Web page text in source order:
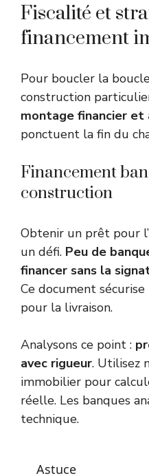
Fiscalité et
financement
Pour boucler la
construction
montage financier et
ponctuent la fin du
Financement
construction
Obtenir un prêt pour
un défi. Peu de
financer sans la
Ce document
pour la livraison.
Analysons ce point :
avec rigueur. Utilisez
immobilier pour
réelle. Les banques
technique.
Astuce